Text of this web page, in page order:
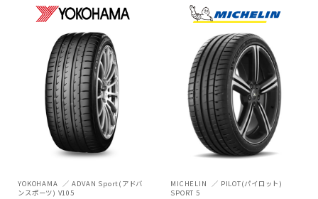
YOKOHAMA
ADVAN Sport(アドバ
ンスポーツ) V105
MICHELIN
PILOT(パイロット)
SPORT 5